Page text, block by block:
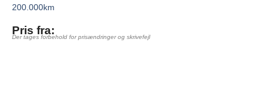
200.000km
Pris fra:
Der tages forbehold for prisændringer og skrivefejl